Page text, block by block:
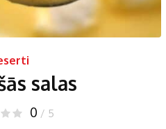
salas
0 / 5